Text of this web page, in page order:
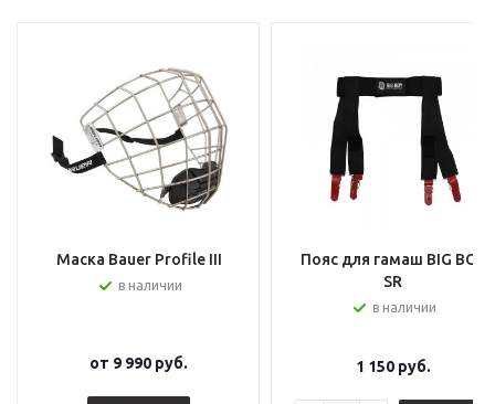
Маска Bauer Profile III
в наличии
от 9 990 руб.
Пояс для гамаш BIG BOY
SR
в наличии
1 150руб.